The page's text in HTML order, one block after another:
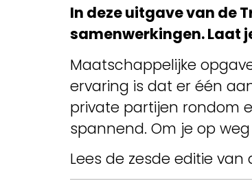
In deze uitgave van de
samenwerkingen. Laat
Maatschappelijke
ervaring is dat er één
private partijen rondom
spannend. Om je op
Lees de zesde editie